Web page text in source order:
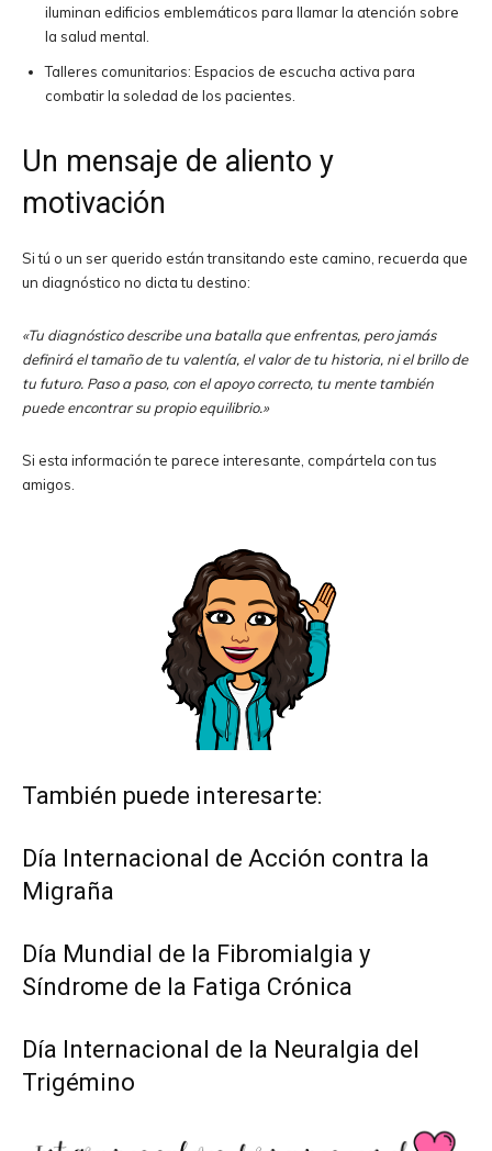
iluminan edificios emblemáticos para llamar la atención sobre
la salud mental.
Talleres comunitarios: Espacios de escucha activa para
combatir la soledad de los pacientes.
Un mensaje de aliento y
motivación
Si tú o un ser querido están transitando este camino, recuerda que
un diagnóstico no dicta tu destino:
«Tu diagnóstico describe una batalla que enfrentas, pero jamás
definirá el tamaño de tu valentía, el valor de tu historia, ni el brillo de
tu futuro. Paso a paso, con el apoyo correcto, tu mente también
puede encontrar su propio equilibrio.»
Si esta información te parece interesante, compártela con tus
amigos.
También puede interesarte:
Día Internacional de Acción contra la
Migraña
Día Mundial de la Fibromialgia y
Síndrome de la Fatiga Crónica
Día Internacional de la Neuralgia del
Trigémino